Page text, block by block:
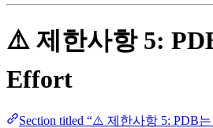
⚠️ 제한사항 5:
Effort
Section titled “⚠️ 제한사항 5: PDB는